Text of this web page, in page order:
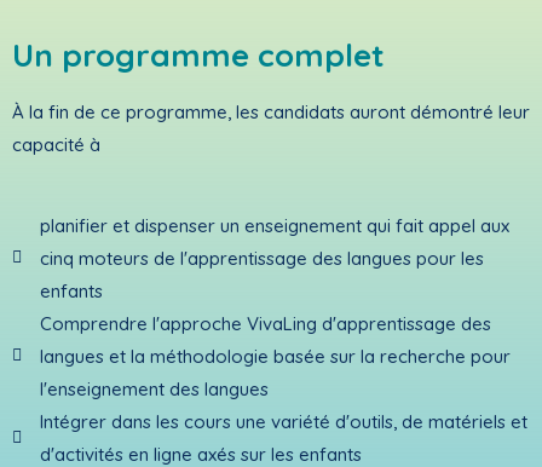
Un programme complet
À la fin de ce programme, les candidats auront démontré leur
capacité à
planifier et dispenser un enseignement qui fait appel aux
cinq moteurs de l'apprentissage des langues pour les
enfants
Comprendre l'approche VivaLing d'apprentissage des
langues et la méthodologie basée sur la recherche pour
l'enseignement des langues
Intégrer dans les cours une variété d'outils, de matériels et
d'activités en ligne axés sur les enfants